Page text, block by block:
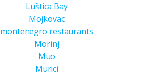
Luštica Bay
Mojkovac
montenegro restaurants
Morinj
Muo
Murici